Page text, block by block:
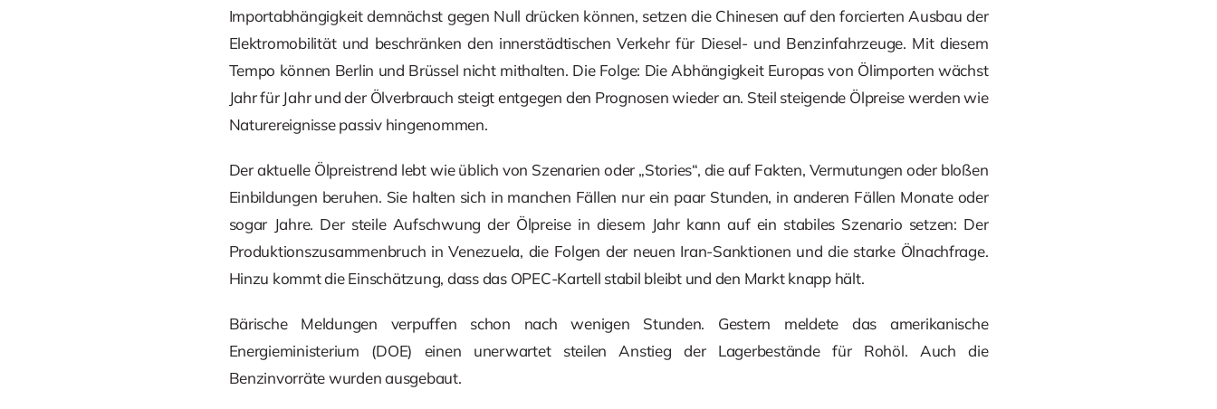
Importabhängigkeit demnächst gegen Null drücken können, setzen die Chinesen auf den forcierten Ausbau der
Elektromobilität und beschränken den innerstädtischen Verkehr für Diesel- und Benzinfahrzeuge. Mit diesem
Tempo können Berlin und Brüssel nicht mithalten. Die Folge: Die Abhängigkeit Europas von Ölimporten wächst
Jahr für Jahr und der Ölverbrauch steigt entgegen den Prognosen wieder an. Steil steigende Ölpreise werden wie
Naturereignisse passiv hingenommen.
Der aktuelle Ölpreistrend lebt wie üblich von Szenarien oder „Stories“, die auf Fakten, Vermutungen oder bloßen
Einbildungen beruhen. Sie halten sich in manchen Fällen nur ein paar Stunden, in anderen Fällen Monate oder
sogar Jahre. Der steile Aufschwung der Ölpreise in diesem Jahr kann auf ein stabiles Szenario setzen: Der
Produktionszusammenbruch in Venezuela, die Folgen der neuen Iran-Sanktionen und die starke Ölnachfrage.
Hinzu kommt die Einschätzung, dass das OPEC-Kartell stabil bleibt und den Markt knapp hält.
Bärische Meldungen verpuffen schon nach wenigen Stunden. Gestern meldete das amerikanische
Energieministerium (DOE) einen unerwartet steilen Anstieg der Lagerbestände für Rohöl. Auch die
Benzinvorräte wurden ausgebaut.